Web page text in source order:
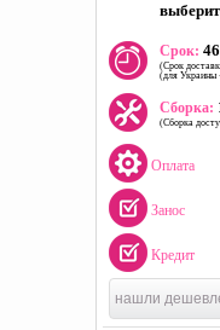
Срок:
(Срок
(для Украины
Сборка:
(Сборка
Оплата
Занос
Кредит
нашли